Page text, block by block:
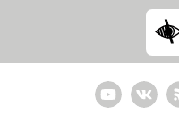
YoutubeВКонтакте